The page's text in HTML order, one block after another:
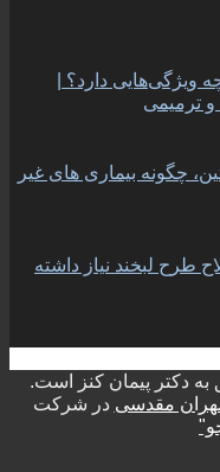
ویژگی‌هایی دارد؟ |
و ترمیمی
چگونه بیماری های غیر
طرح لبخند نیاز داشته
دکتر پیمان کنز است.
مقدسی در شرکت